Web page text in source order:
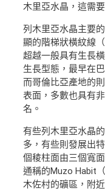
木里亞水晶，這需
列木里亞水晶主要
顯的階梯狀橫紋線
超越一般具有生長
生長型態，最早在
而哥倫比亞產地的
表面，多數也具有
名。
有些列木里亞水晶
多，有些則發展出
個稜柱面由三個寬
通稱的Muzo Habit
木佐村的礦區，附